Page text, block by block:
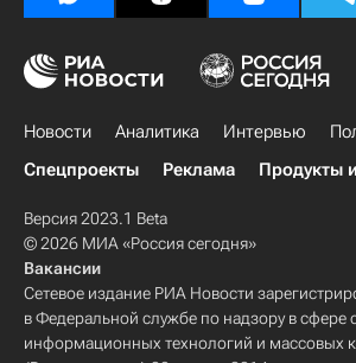
Новости Аналитика Интервью
Спецпроекты
Реклама Продукты
Версия 2023.1 Beta
© 2026 МИА «Россия сегодня»
Вакансии
Сетевое издание РИА Новости
в Федеральной службе по надзору в сфере
информационных технологий и массовых